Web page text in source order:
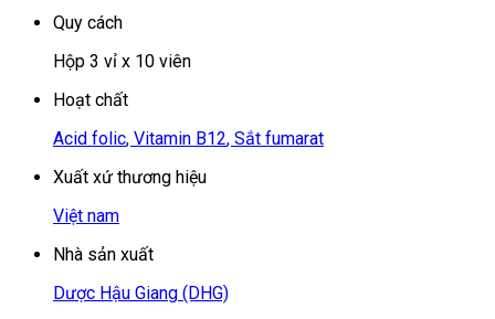
Quy cách
Hộp 3 vỉ x 10 viên
Hoạt chất
Acid folic, Vitamin B12, Sắt fumarat
Xuất xứ thương hiệu
Việt nam
Nhà sản xuất
Dược Hậu Giang (DHG)